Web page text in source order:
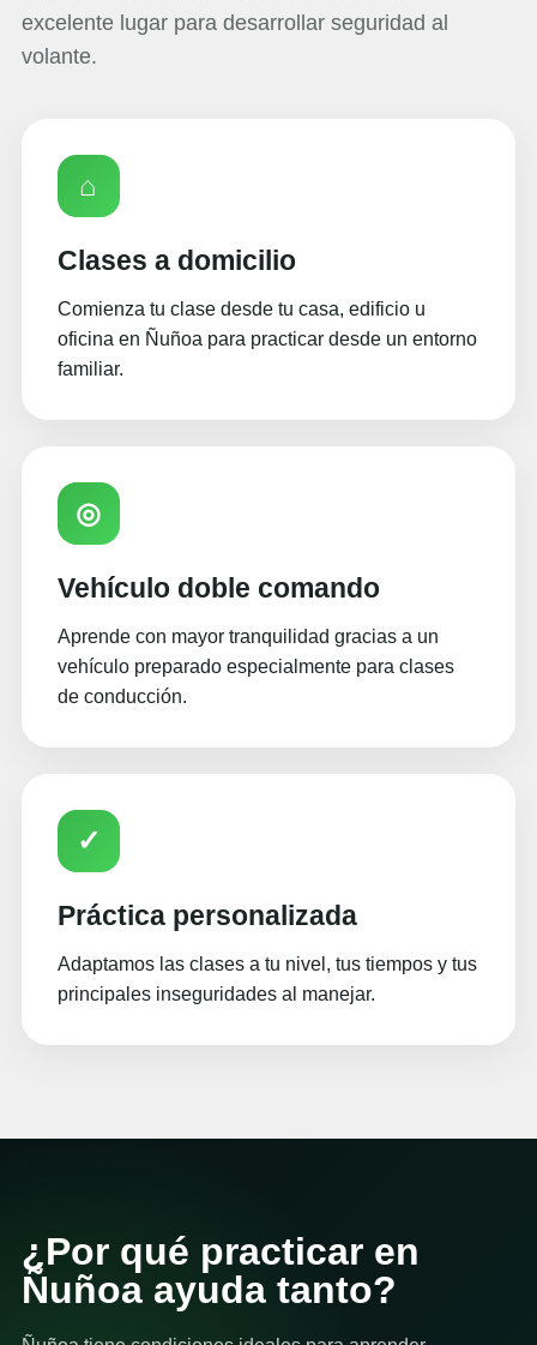
excelente lugar para desarrollar seguridad al
volante.
⌂
Clases a domicilio
Comienza tu clase desde tu casa, edificio u
oficina en Ñuñoa para practicar desde un entorno
familiar.
◎
Vehículo doble comando
Aprende con mayor tranquilidad gracias a un
vehículo preparado especialmente para clases
de conducción.
✓
Práctica personalizada
Adaptamos las clases a tu nivel, tus tiempos y tus
principales inseguridades al manejar.
¿Por qué practicar en
Ñuñoa ayuda tanto?